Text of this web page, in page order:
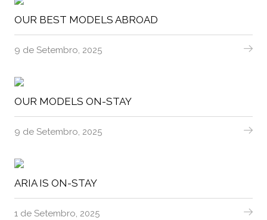
OUR BEST MODELS ABROAD
9 de Setembro, 2025
OUR MODELS ON-STAY
9 de Setembro, 2025
ARIA IS ON-STAY
1 de Setembro, 2025